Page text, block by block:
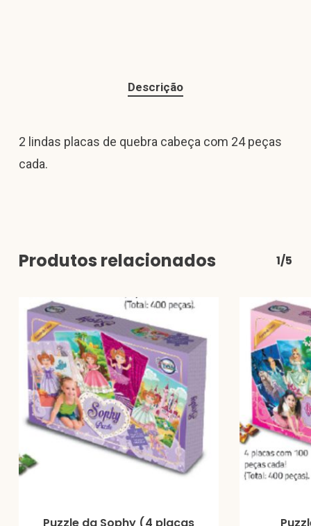
Descrição
2 lindas placas de quebra cabeça com 24 peças
cada.
Produtos relacionados 1/5
Puzzle da Sophy (4 placas